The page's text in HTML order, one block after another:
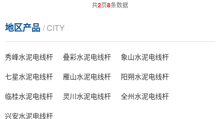
共2页8条数据
地区产品 / CITY
秀峰水泥电线杆 叠彩水泥电线杆
象山水泥电线杆
七星水泥电线杆
雁山水泥电线杆
阳朔水泥电线杆
临桂水泥电线杆
灵川水泥电线杆
全州水泥电线杆
兴安水泥电线杆